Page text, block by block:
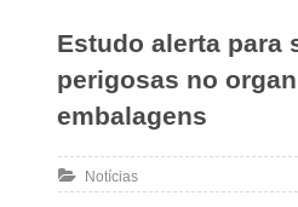
Estudo alerta para
perigosas no
embalagens
Notícias